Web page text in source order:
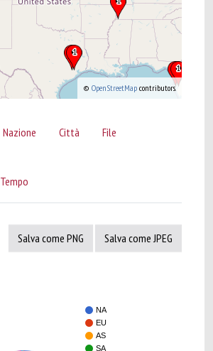
© OpenStreetMap contributors.
Nazione Città File
Tempo
Salva come PNG Salva come JPEG
NA
EU
AS
SA